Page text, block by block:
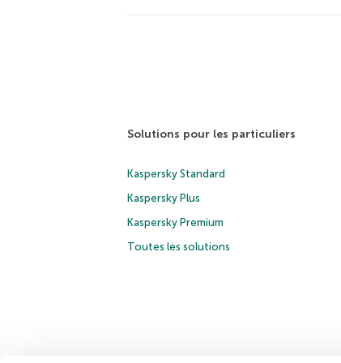
Solutions pour les particuliers
Kaspersky Standard
Kaspersky Plus
Kaspersky Premium
Toutes les solutions